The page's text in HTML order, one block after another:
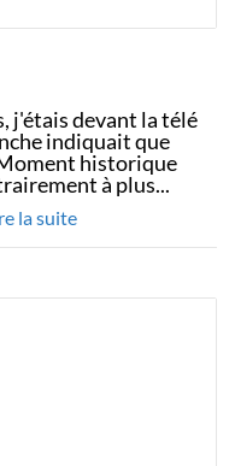
j'étais devant la télé
indiquait que
historique
à plus...
la suite